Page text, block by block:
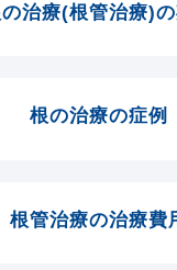
治療(根管治療)の
根の治療の症例
根管治療の治療費